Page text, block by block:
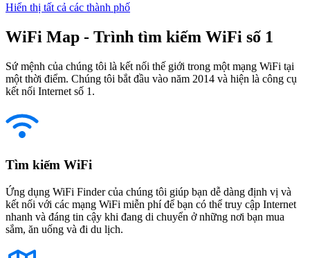
Hiển thị tất cả các thành phố
WiFi Map - Trình tìm kiếm WiFi số 1
Sứ mệnh của chúng tôi là kết nối thế giới trong một mạng WiFi tại
một thời điểm. Chúng tôi bắt đầu vào năm 2014 và hiện là công cụ
kết nối Internet số 1.
Tìm kiếm WiFi
Ứng dụng WiFi Finder của chúng tôi giúp bạn dễ dàng định vị và
kết nối với các mạng WiFi miễn phí để bạn có thể truy cập Internet
nhanh và đáng tin cậy khi đang di chuyển ở những nơi bạn mua
sắm, ăn uống và đi du lịch.